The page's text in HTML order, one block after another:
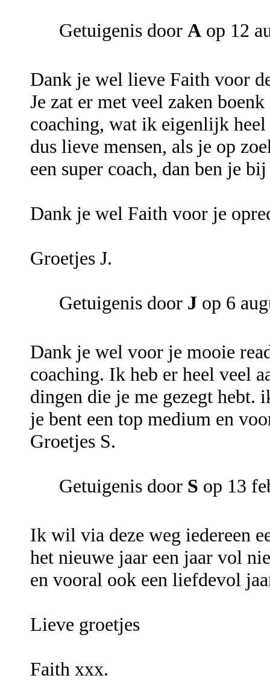
Getuigenis door A op 12
Dank je wel lieve Faith voor
Je zat er met veel zaken
coaching, wat ik eigenlijk heel
dus lieve mensen, als je op
een super coach, dan ben je
Dank je wel Faith voor je
Groetjes J.
Getuigenis door J op 6
Dank je wel voor je mooie
coaching. Ik heb er heel veel
dingen die je me gezegt hebt.
je bent een top medium en
Groetjes S.
Getuigenis door S op 13
Ik wil via deze weg iedereen
het nieuwe jaar een jaar vol
en vooral ook een liefdevol
Lieve groetjes
Faith xxx.